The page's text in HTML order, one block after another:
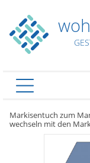
Plissee
Plissee nach
Markisentuch zum
wechseln mit den